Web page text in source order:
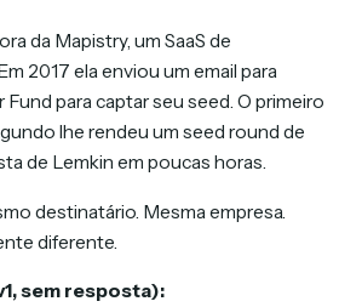
da Mapistry, um SaaS de
2017 ela enviou um email para
Fund para captar seu seed. O primeiro
lhe rendeu um seed round de
de Lemkin em poucas horas.
destinatário. Mesma empresa.
diferente.
sem resposta):